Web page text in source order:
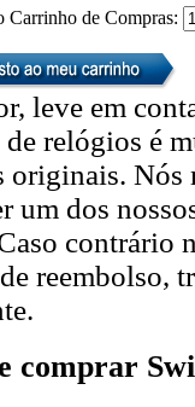
Carrinho de Compras:
leve em
relógios é
originais. Nós
um dos
contrário
reembolso,
comprar